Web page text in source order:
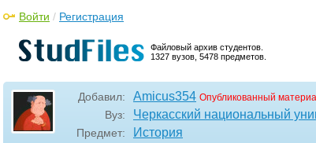
Файловый архив студентов.
1327 вузов, 5478 предметов.
Войти / Регистрация
Добавил: Amicus354 Опубликованный
Вуз: Черкасский национальный
Предмет: История